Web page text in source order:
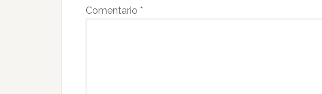
Comentario *